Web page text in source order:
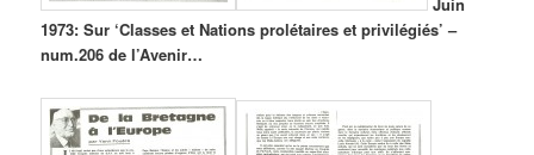
1973: Sur ‘Classes et Nations prolétaires et privilégiés’ –
num.206 de l’Avenir…